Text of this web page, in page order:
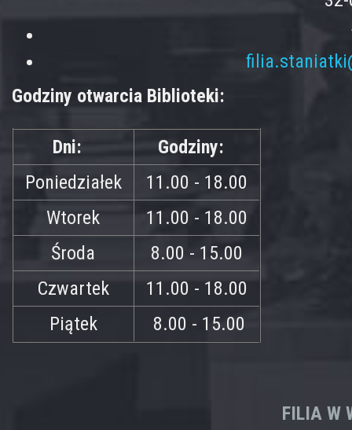
Godziny otwarcia Biblioteki:
Dni:
Godziny:
Poniedziałek
11.00 - 18.00
Wtorek
11.00 - 18.00
Środa
8.00 - 15.00
Czwartek
11.00 - 18.00
Piątek
8.00 - 15.00
FILIA W